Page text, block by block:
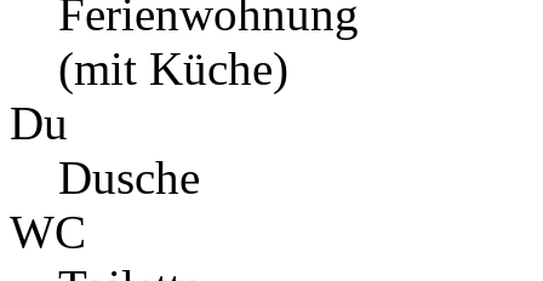
Ferienwohnung
(mit Küche)
Du
Dusche
WC